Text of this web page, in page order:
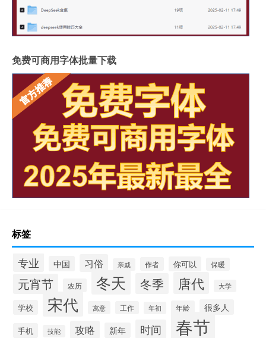
免费可商用字体批量下载
标签
专业 中国 习俗 亲戚 作者 你可以 保暖
元宵节 农历 冬天 冬季 唐代 大学
学校 宋代 寓意 工作 年初 年龄 很多人
手机 技能 攻略 新年 时间 春节